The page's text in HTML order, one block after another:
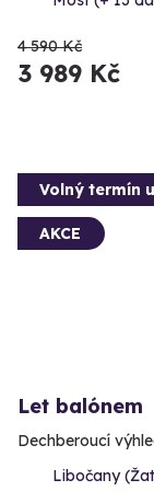
4 590 Kč
3 989 Kč
Volný termín
AKCE
Let balónem
Dechberoucí
Libočany